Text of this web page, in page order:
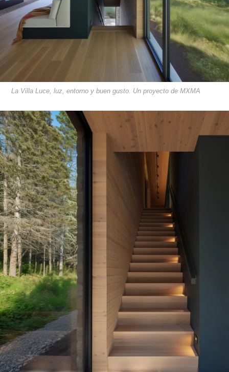
La Villa Luce, luz, entorno y buen gusto. Un proyecto de MXMA